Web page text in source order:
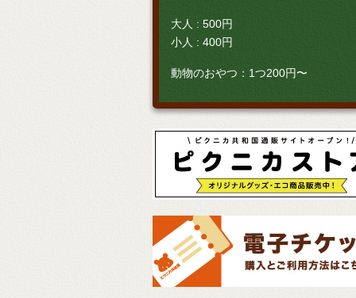
大人 : 500円
小人 : 400円
動物のおやつ：1つ200円〜